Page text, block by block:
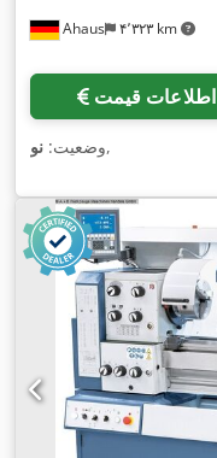
Ahaus ۴٬۳۲۳ km
اطلاعات قیمت
وضعیت: نو ,